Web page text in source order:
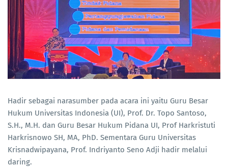
Hadir sebagai narasumber pada acara ini yaitu Guru Besar
Hukum Universitas Indonesia (UI), Prof. Dr. Topo Santoso,
S.H., M.H. dan Guru Besar Hukum Pidana UI, Prof Harkristuti
Harkrisnowo SH, MA, PhD. Sementara Guru Universitas
Krisnadwipayana, Prof. Indriyanto Seno Adji hadir melalui
daring.